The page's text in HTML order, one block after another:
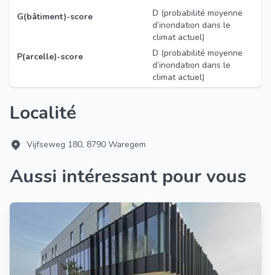
G(bâtiment)-score
D (probabilité moyenne
d’inondation dans le
climat actuel)
P(arcelle)-score
D (probabilité moyenne
d’inondation dans le
climat actuel)
Localité
Vijfseweg 180, 8790 Waregem
Aussi intéressant pour vous